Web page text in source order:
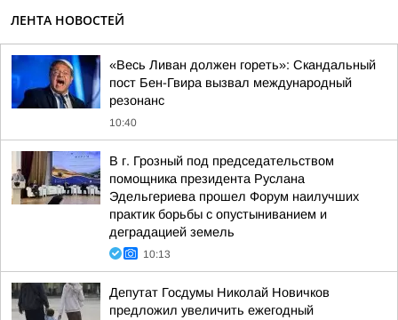
ЛЕНТА НОВОСТЕЙ
«Весь Ливан должен гореть»: Скандальный
пост Бен-Гвира вызвал международный
резонанс
10:40
В г. Грозный под председательством
помощника президента Руслана
Эдельгериева прошел Форум наилучших
практик борьбы с опустыниванием и
деградацией земель
10:13
Депутат Госдумы Николай Новичков
предложил увеличить ежегодный